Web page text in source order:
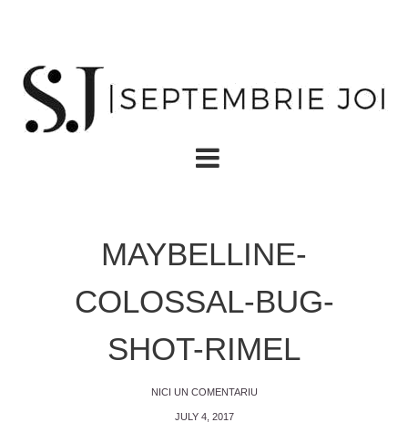
MAYBELLINE-
COLOSSAL-BUG-
SHOT-RIMEL
NICI UN COMENTARIU
JULY 4, 2017